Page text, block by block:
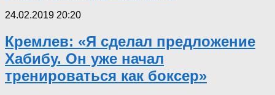
24.02.2019 20:20
Кремлев: «Я сделал предложение
Хабибу. Он уже начал
тренироваться как боксер»